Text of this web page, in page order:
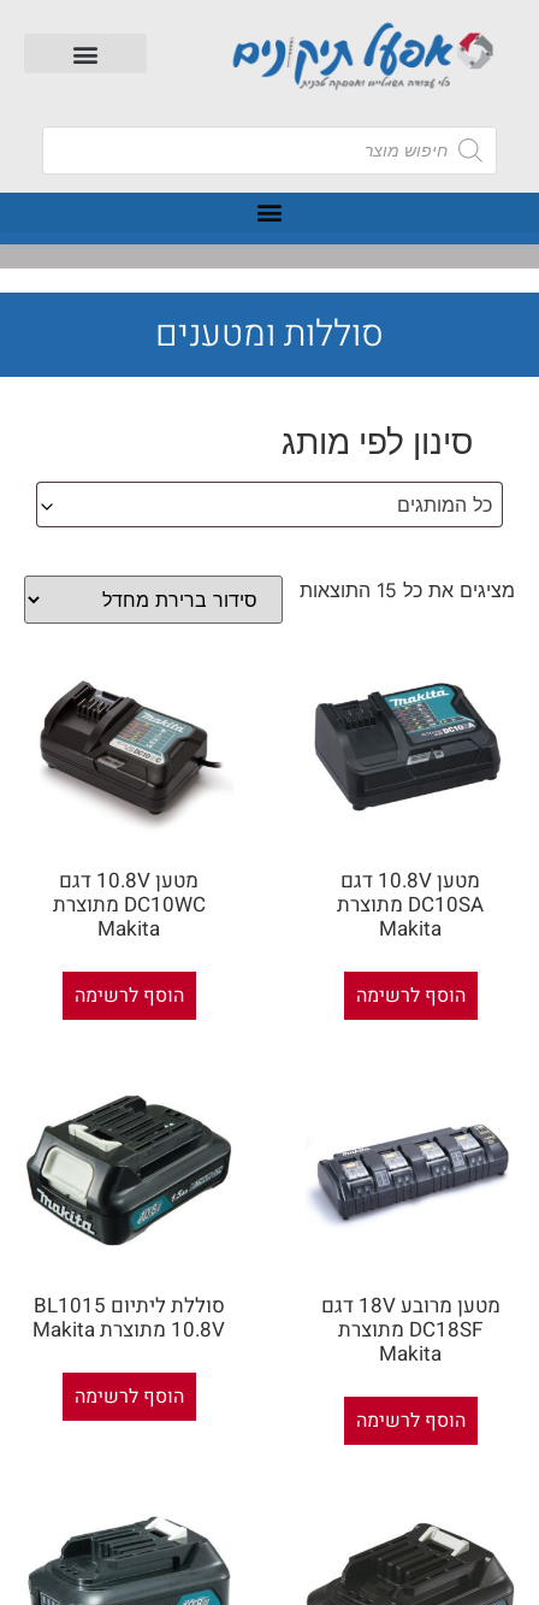
סוללות ומטענים
סינון לפי מותג
כל המותגים
מציגים את כל ⁦15⁩ התוצאות
מטען 10.8V דגם
DC10SA מתוצרת
Makita
הוסף לרשימה
מטען 10.8V דגם
DC10WC מתוצרת
Makita
הוסף לרשימה
מטען מרובע 18V דגם
DC18SF מתוצרת
Makita
הוסף לרשימה
סוללת ליתיום BL1015
10.8V מתוצרת Makita
הוסף לרשימה